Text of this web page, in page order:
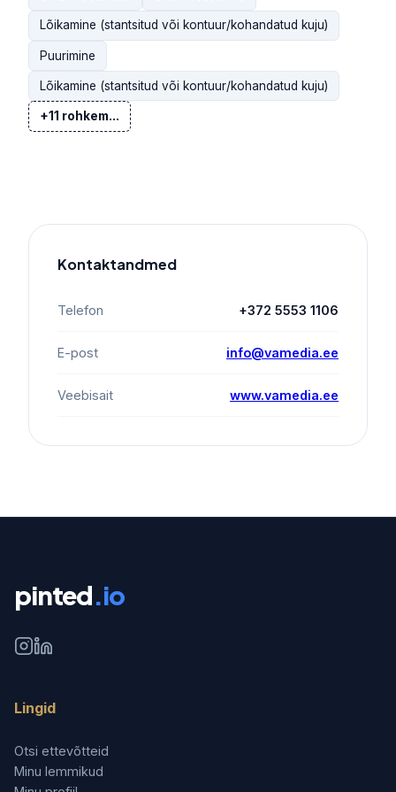
Lõikamine (stantsitud või kontuur/kohandatud kuju)
Puurimine
Lõikamine (stantsitud või kontuur/kohandatud kuju)
+11 rohkem...
Kontaktandmed
Telefon +372 5553 1106
E-post info@vamedia.ee
Veebisait www.vamedia.ee
pinted.io
Lingid
Otsi ettevõtteid
Minu lemmikud